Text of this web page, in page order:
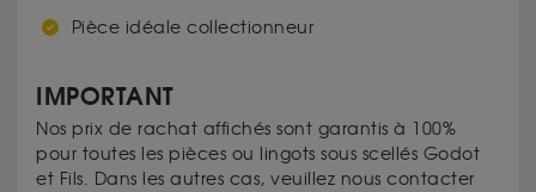
Pièce idéale collectionneur
IMPORTANT
Nos prix de rachat affichés sont garantis à 100%
pour toutes les pièces ou lingots sous scellés Godot
et Fils. Dans les autres cas, veuillez nous contacter